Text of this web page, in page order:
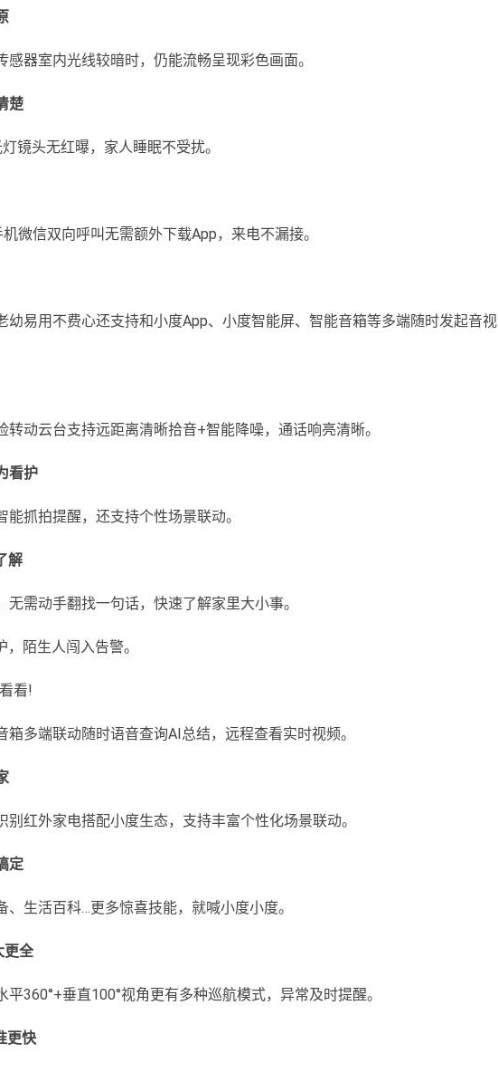
感器室内光线较暗时，仍能流畅呈现彩色画面。
楚
镜头无红曝，家人睡眠不受扰。
微信双向呼叫无需额外下载App，来电不漏接。
幼易用不费心还支持和小度App、小度智能屏、智能音箱等多端随时发起音视
转动云台支持远距离清晰拾音+智能降噪，通话响亮清晰。
看护
抓拍提醒，还支持个性场景联动。
解
需动手翻找一句话，快速了解家里大小事。
陌生人闯入告警。
看!
箱多端联动随时语音查询AI总结，远程查看实时视频。
红外家电搭配小度生态，支持丰富个性化场景联动。
定
、生活百科…更多惊喜技能，就喊小度小度。
更全
360°+垂直100°视角更有多种巡航模式，异常及时提醒。
更快